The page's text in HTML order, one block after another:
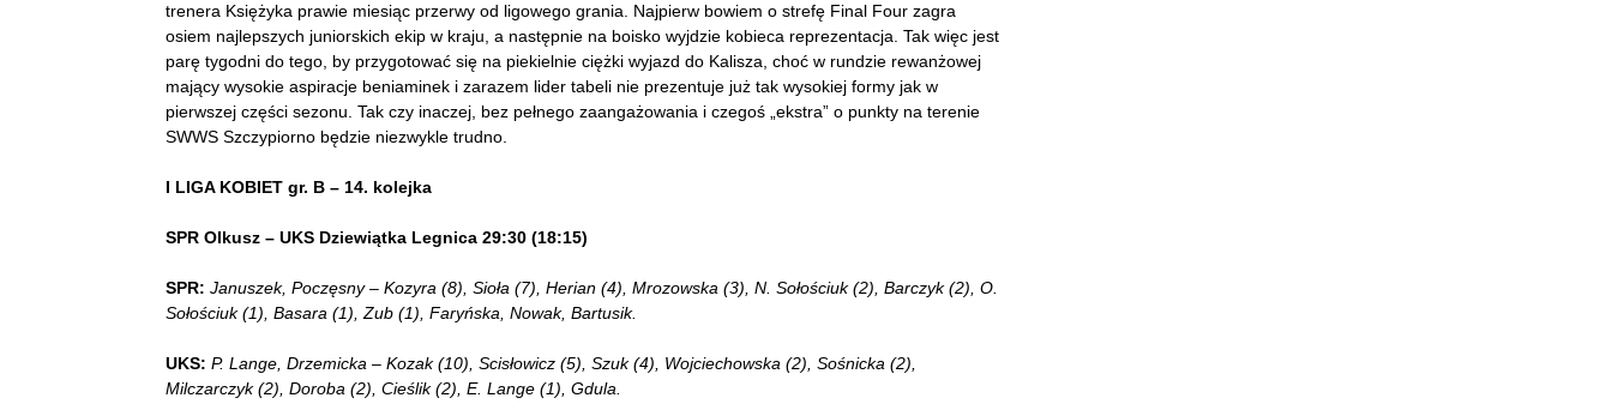
trenera Księżyka prawie miesiąc przerwy od ligowego grania. Najpierw bowiem o strefę Final Four zagra
osiem najlepszych juniorskich ekip w kraju, a następnie na boisko wyjdzie kobieca reprezentacja. Tak więc jest
parę tygodni do tego, by przygotować się na piekielnie ciężki wyjazd do Kalisza, choć w rundzie rewanżowej
mający wysokie aspiracje beniaminek i zarazem lider tabeli nie prezentuje już tak wysokiej formy jak w
pierwszej części sezonu. Tak czy inaczej, bez pełnego zaangażowania i czegoś „ekstra” o punkty na terenie
SWWS Szczypiorno będzie niezwykle trudno.
I LIGA KOBIET gr. B – 14. kolejka
SPR Olkusz – UKS Dziewiątka Legnica 29:30 (18:15)
SPR: Januszek, Poczęsny – Kozyra (8), Sioła (7), Herian (4), Mrozowska (3), N. Sołościuk (2), Barczyk (2), O.
Sołościuk (1), Basara (1), Zub (1), Faryńska, Nowak, Bartusik.
UKS: P. Lange, Drzemicka – Kozak (10), Scisłowicz (5), Szuk (4), Wojciechowska (2), Sośnicka (2),
Milczarczyk (2), Doroba (2), Cieślik (2), E. Lange (1), Gdula.